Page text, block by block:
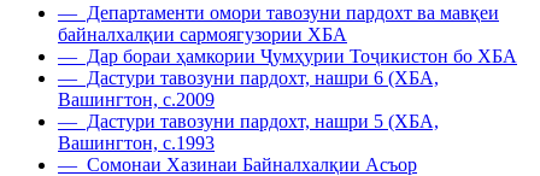
— Департаменти омори тавозуни пардохт ва мавқеи
байналхалқии сармоягузории ХБА
— Дар бораи ҳамкории Ҷумҳурии Тоҷикистон бо ХБА
— Дастури тавозуни пардохт, нашри 6 (ХБА,
Вашингтон, с.2009
— Дастури тавозуни пардохт, нашри 5 (ХБА,
Вашингтон, с.1993
— Сомонаи Хазинаи Байналхалқии Асъор